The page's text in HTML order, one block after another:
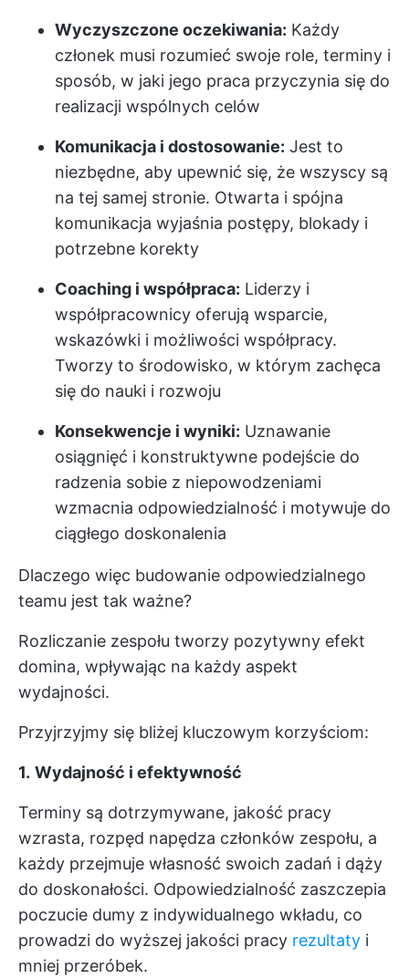
Wyczyszczone oczekiwania: Każdy
członek musi rozumieć swoje role, terminy i
sposób, w jaki jego praca przyczynia się do
realizacji wspólnych celów
Komunikacja i dostosowanie: Jest to
niezbędne, aby upewnić się, że wszyscy są
na tej samej stronie. Otwarta i spójna
komunikacja wyjaśnia postępy, blokady i
potrzebne korekty
Coaching i współpraca: Liderzy i
współpracownicy oferują wsparcie,
wskazówki i możliwości współpracy.
Tworzy to środowisko, w którym zachęca
się do nauki i rozwoju
Konsekwencje i wyniki: Uznawanie
osiągnięć i konstruktywne podejście do
radzenia sobie z niepowodzeniami
wzmacnia odpowiedzialność i motywuje do
ciągłego doskonalenia
Dlaczego więc budowanie odpowiedzialnego
teamu jest tak ważne?
Rozliczanie zespołu tworzy pozytywny efekt
domina, wpływając na każdy aspekt
wydajności.
Przyjrzyjmy się bliżej kluczowym korzyściom:
1. Wydajność i efektywność
Terminy są dotrzymywane, jakość pracy
wzrasta, rozpęd napędza członków zespołu, a
każdy przejmuje własność swoich zadań i dąży
do doskonałości. Odpowiedzialność zaszczepia
poczucie dumy z indywidualnego wkładu, co
prowadzi do wyższej jakości pracy rezultaty i
mniej przeróbek.